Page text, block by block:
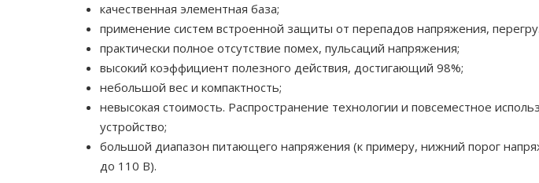
качественная элементная база;
применение систем встроенной защиты от перепадов напряжения,
практически полное отсутствие помех, пульсаций напряжения;
высокий коэффициент полезного действия, достигающий 98%;
небольшой вес и компактность;
невысокая стоимость. Распространение технологии и повсеместное
устройство;
большой диапазон питающего напряжения (к примеру, нижний порог
до 110 В).